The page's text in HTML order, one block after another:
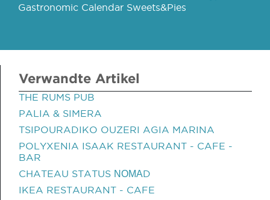
Gastronomic Calendar Sweets&Pies
Verwandte Artikel
THE RUMS PUB
PALIA & SIMERA
TSIPOURADIKO OUZERI AGIA MARINA
POLYXENIA ISAAK RESTAURANT - CAFE -
BAR
CHATEAU STATUS ΝΟΜΑD
IKEA RESTAURANT - CAFE